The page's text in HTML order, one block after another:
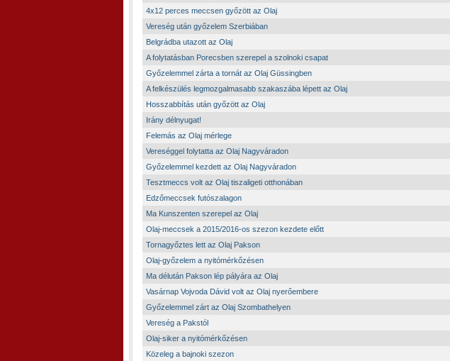
4x12 perces meccsen győzött az Olaj
Vereség után győzelem Szerbiában
Belgrádba utazott az Olaj
A folytatásban Porecsben szerepel a szolnoki csapat
Győzelemmel zárta a tornát az Olaj Güssingben
A felkészülés legmozgalmasabb szakaszába lépett az Olaj
Hosszabbítás után győzött az Olaj
Irány délnyugat!
Felemás az Olaj mérlege
Vereséggel folytatta az Olaj Nagyváradon
Győzelemmel kezdett az Olaj Nagyváradon
Tesztmeccs volt az Olaj tiszaligeti otthonában
Edzőmeccsek futószalagon
Ma Kunszenten szerepel az Olaj
Olaj-meccsek a 2015/2016-os szezon kezdete előtt
Tornagyőztes lett az Olaj Pakson
Olaj-győzelem a nyitómérkőzésen
Ma délután Pakson lép pályára az Olaj
Vasárnap Vojvoda Dávid volt az Olaj nyerőembere
Győzelemmel zárt az Olaj Szombathelyen
Vereség a Pakstól
Olaj-siker a nyitómérkőzésen
Közeleg a bajnoki szezon